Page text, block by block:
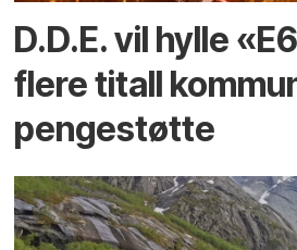
D.D.E. vil hylle
flere titall
pengestøtte